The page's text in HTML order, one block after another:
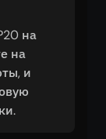
на
на
и